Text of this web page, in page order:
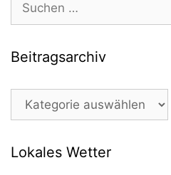
nach:
Beitragsarchiv
Beitragsarchiv
Lokales Wetter